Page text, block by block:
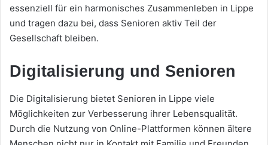
essenziell für ein harmonisches Zusammenleben in Lippe
und tragen dazu bei, dass Senioren aktiv Teil der
Gesellschaft bleiben.
Digitalisierung und Senioren
Die Digitalisierung bietet Senioren in Lippe viele
Möglichkeiten zur Verbesserung ihrer Lebensqualität.
Durch die Nutzung von Online-Plattformen können ältere